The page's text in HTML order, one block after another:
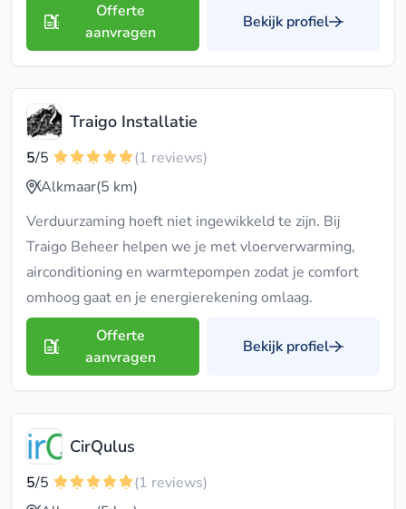
Offerte
aanvragen
Bekijk profiel
Traigo Installatie
5/5
(1 reviews)
Alkmaar(5 km)
Verduurzaming hoeft niet ingewikkeld te zijn. Bij
Traigo Beheer helpen we je met vloerverwarming,
airconditioning en warmtepompen zodat je comfort
omhoog gaat en je energierekening omlaag.
Offerte
aanvragen
Bekijk profiel
CirQulus
5/5
(1 reviews)